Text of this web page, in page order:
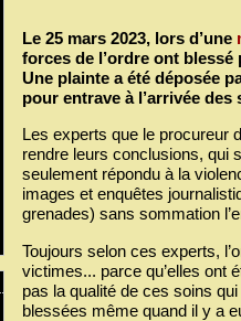
Le 25 mars 2023, lors d’une
forces de l’ordre ont
Une plainte a été déposée
pour entrave à l’arrivée des
Les experts que le procureur
rendre leurs conclusions, qui
seulement répondu à la
images et enquêtes
grenades) sans sommation
Toujours selon ces experts,
victimes... parce qu’elles ont
pas la qualité de ces soins
blessées même quand il y a